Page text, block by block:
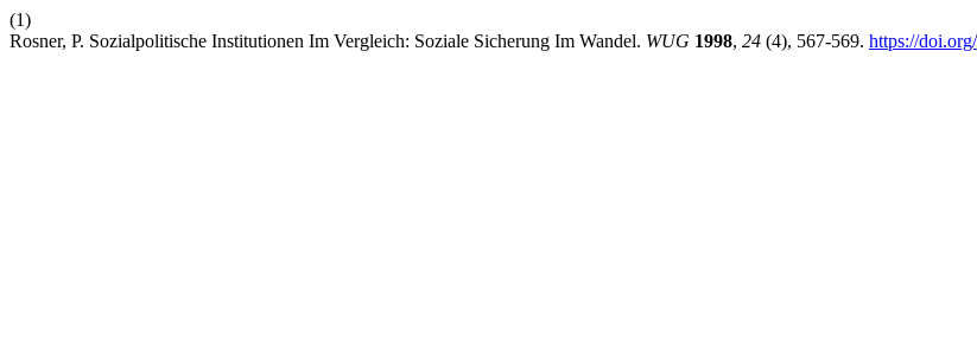
(1)
Rosner, P. Sozialpolitische Institutionen Im Vergleich: Soziale Sicherung Im Wandel. WUG 1998, 24 (4), 567-569. https://